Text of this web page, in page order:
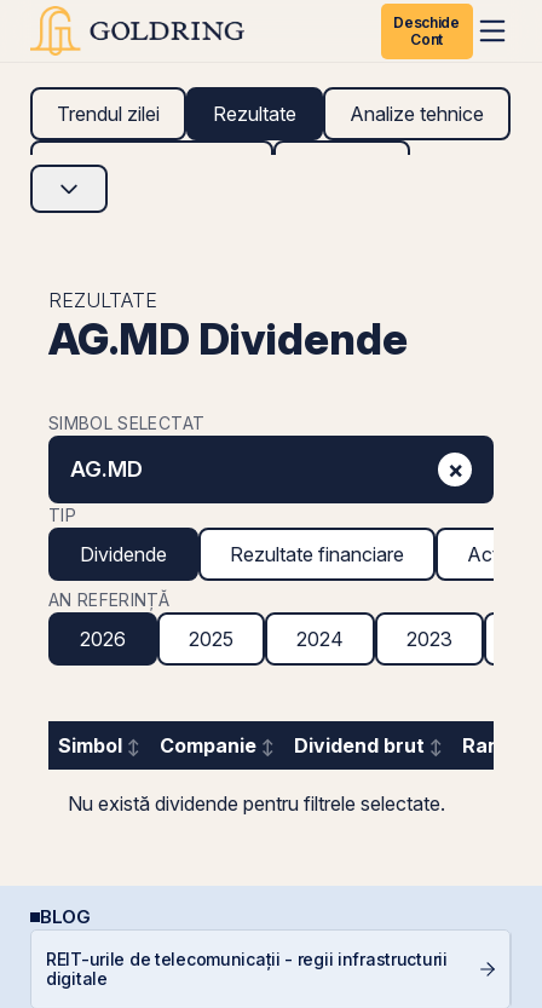
Deschide
Cont
Trendul zilei Rezultate Analize tehnice
Analize fundamentale
REZULTATE
AG.MD Dividende
SIMBOL SELECTAT
AG.MD ×
TIP
Dividende Rezultate financiare Acțiuni
AN REFERINȚĂ
2026 2025 2024 2023
Simbol Companie Dividend brut
Nu există dividende pentru filtrele selectate.
BLOG
REIT-urile de telecomunicații - regii infrastructurii
digitale